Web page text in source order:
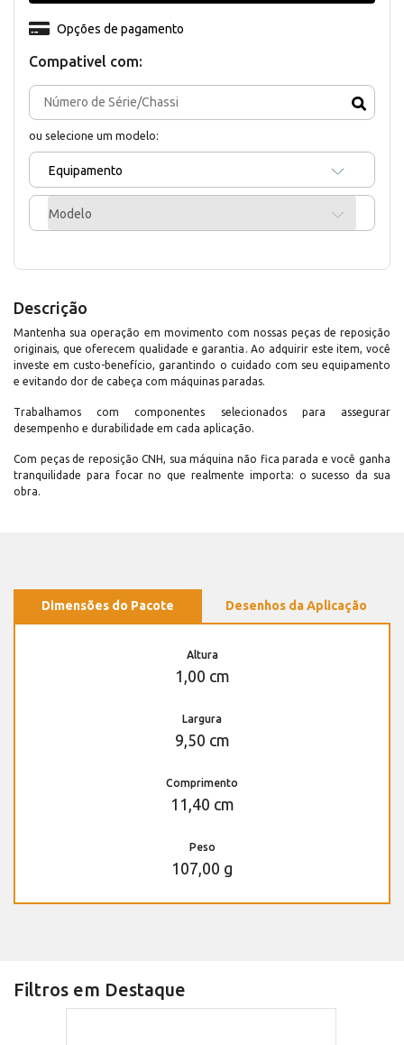
Compativel com:
ou selecione um modelo:
Equipamento
Modelo
Opções de pagamento
Descrição
Mantenha sua operação em movimento com nossas peças de reposição
originais, que oferecem qualidade e garantia. Ao adquirir este item, você
investe em custo-benefício, garantindo o cuidado com seu equipamento
e evitando dor de cabeça com máquinas paradas.
Trabalhamos com componentes selecionados para assegurar
desempenho e durabilidade em cada aplicação.
Com peças de reposição CNH, sua máquina não fica parada e você ganha
tranquilidade para focar no que realmente importa: o sucesso da sua
obra.
Dimensões do Pacote Desenhos da Aplicação
Altura
1,00 cm
Largura
9,50 cm
Comprimento
11,40 cm
Peso
107,00 g
Filtros em Destaque